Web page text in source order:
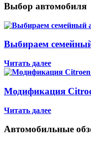
Выбор автомобиля
Выбираем
Читать далее
Модификация
Читать далее
Автомобильные